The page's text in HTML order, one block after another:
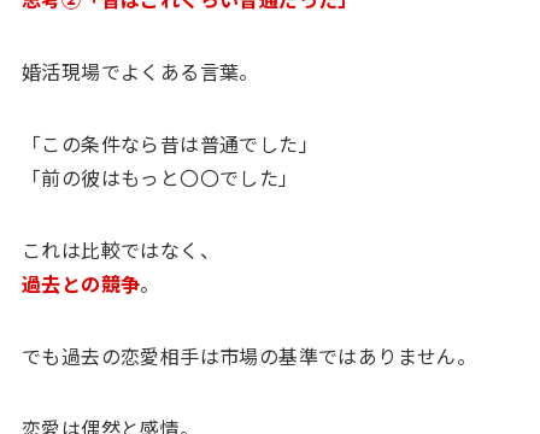
婚活現場でよくある言葉。
「この条件なら昔は普通でした」
「前の彼はもっと〇〇でした」
これは比較ではなく、
過去との競争。
でも過去の恋愛相手は市場の基準ではありません。